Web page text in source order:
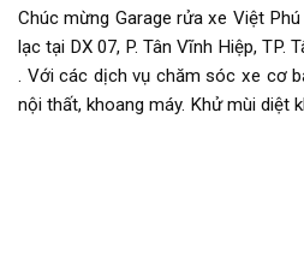
Chúc mừng Garage rửa xe Việt
lạc tại DX 07, P. Tân Vĩnh Hiệp, TP.
. Với các dịch vụ chăm sóc xe cơ
nội thất, khoang máy. Khử mùi diệt